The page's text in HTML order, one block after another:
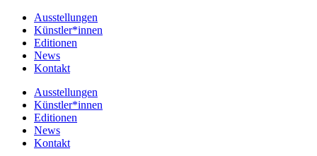
Ausstellungen
Künstler*innen
Editionen
News
Kontakt
Ausstellungen
Künstler*innen
Editionen
News
Kontakt